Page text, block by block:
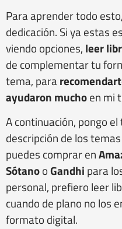
Para aprender todo
dedicación. Si ya estas
viendo opciones, leer
de complementar tu
tema, para
ayudaron muchoen mi
A continuación, pongo
descripción de los
puedes comprar en
SótanooGandhi para
personal, prefiero leer
cuando de plano no los
formato digital.